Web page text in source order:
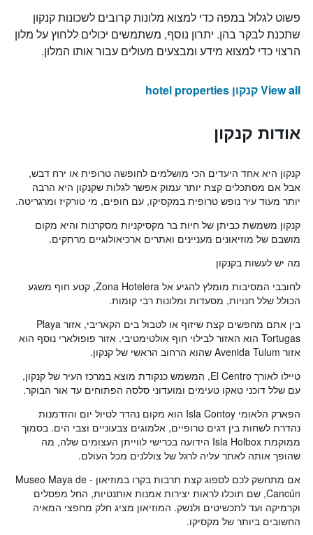
פשוט לגלול במפה כדי למצוא מלונות קרובים לשכונות קנקון
שתכנת לבקר בהן. יתרון נוסף, משתמשים יכולים ללחוץ על מלון
הרצוי כדי למצוא מידע ומבצעים מעולים עבור אותו המלון.
View all קנקון hotel properties
אודות קנקון
קנקון היא אחד היעדים הכי מושלמים לחופשה טרופית או ירח דבש,
אבל אם מסתכלים קצת יותר עמוק אפשר לגלות שקנקון היא הרבה
יותר מעוד עיר נופש טרופית במקסיקו, עם חופים, מי טורקיז ומרגריטה.
קנקון משמשת כביתן של חיות בר מקסיקניות מסקרנות והיא מקום
מושבם של מוזיאונים מעניינים ואתרים ארכיאולוגיים מרתקים.
מה יש לעשות בקנקון
לחובבי המסיבות מומלץ להגיע אל Zona Hotelera, קטע חוף משגע
הכולל שלל חנויות, מסעדות ומלונות רבי קומות.
בין אתם מחפשים קצת שיזוף או לטבול בים הקאריבי, אזור Playa
Tortugas הוא האזור לבילוי חוף אולטימטיבי. אזור פופולארי נוסף הוא
אזור Avenida Tulum שהוא הרחוב הראשי של קנקון.
טיילו לאורך El Centro, המשמש כנקודת מוצא במרכז העיר של קנקון,
עם שלל דוכני טאקו טעימים ומועדוני סלסה הפתוחים עד אור הבוקר.
הפארק הלאומי Isla Contoy הוא מקום נהדר לטיול יום והזדמנות
נהדרת לשחות בין דגים טרופיים, אלמוגים צבעוניים וצבי הים. בסמוך
ממוקמת Isla Holbox הידועה בכרישי לווייתן העצומים שלה, מה
שהופך אותה לאתר עליה לרגל של צוללנים מכל העולם.
אם מתחשק לכם לספוג קצת תרבות בקרו במוזיאון - Museo Maya de
Cancún, שם תוכלו לראות יצירות אמנות אותנטיות, החל מפסלים
וקרמיקה ועד לתכשיטים ולנשק. המוזיאון מציג חלק מחפצי המאיה
החשובים ביותר של מקסיקו.